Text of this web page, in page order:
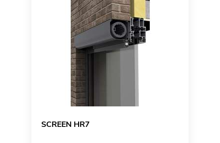
SCREEN HR7